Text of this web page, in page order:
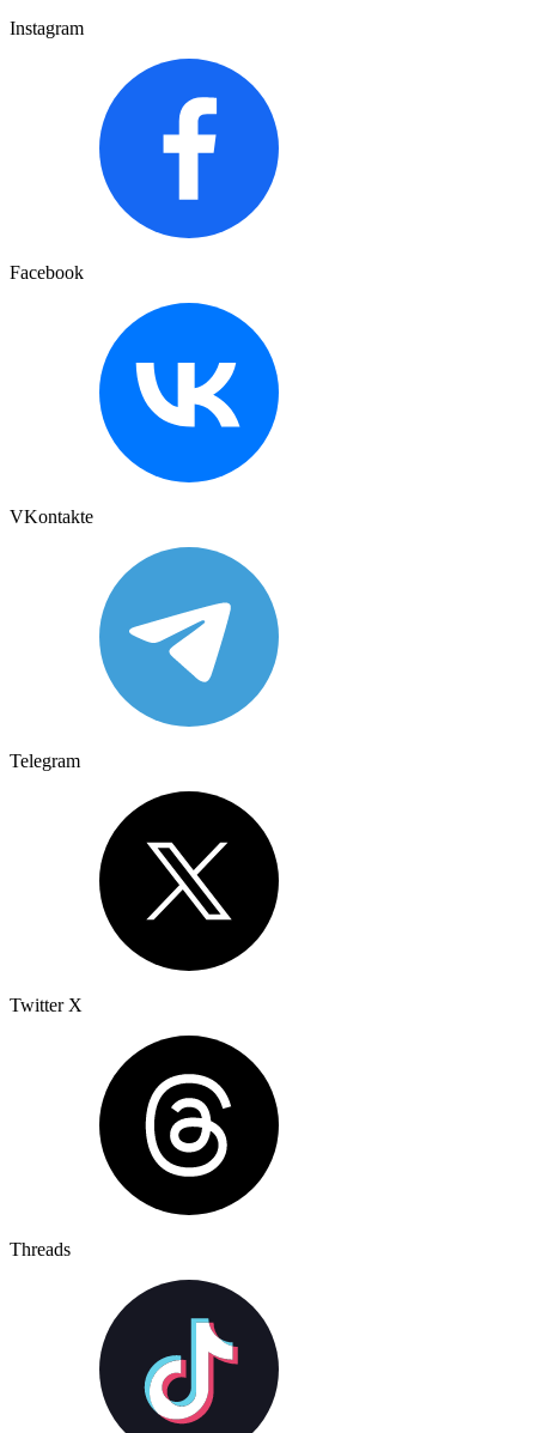
Instagram
Facebook
VKontakte
Telegram
Twitter X
Threads